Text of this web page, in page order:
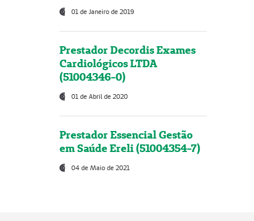
01 de Janeiro de 2019
Prestador Decordis Exames
Cardiológicos LTDA
(51004346-0)
01 de Abril de 2020
Prestador Essencial Gestão
em Saúde Ereli (51004354-7)
04 de Maio de 2021